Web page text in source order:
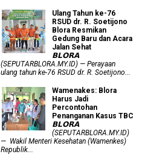
Ulang Tahun ke-76
RSUD dr. R. Soetijono
Blora Resmikan
Gedung Baru dan Acara
Jalan Sehat
𝗕𝗟𝗢𝗥𝗔
(SEPUTARBLORA.MY.ID) — Perayaan
ulang tahun ke-76 RSUD dr. R. Soetijono...
Wamenakes: Blora
Harus Jadi
Percontohan
Penanganan Kasus TBC
𝗕𝗟𝗢𝗥𝗔
(SEPUTARBLORA.MY.ID)
— Wakil Menteri Kesehatan (Wamenkes)
Republik...